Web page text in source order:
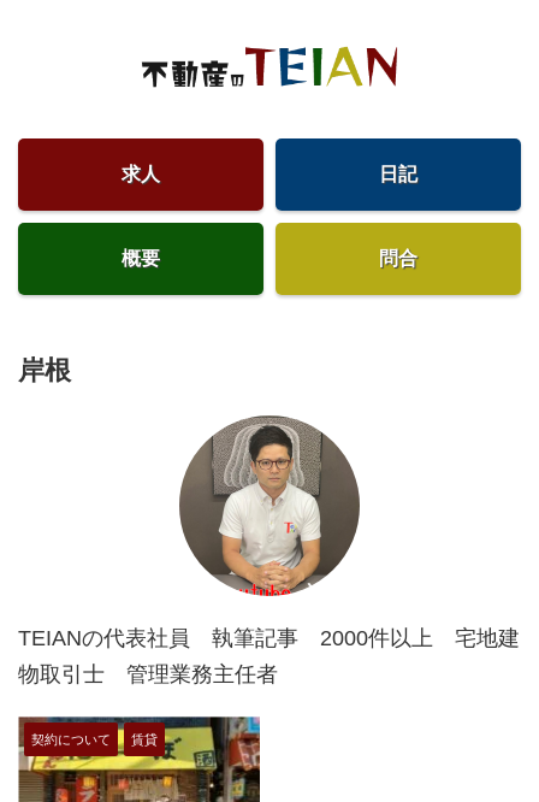
求人 日記
概要 問合
岸根
TEIANの代表社員 執筆記事 2000件以上 宅地建
物取引士 管理業務主任者
契約について 賃貸